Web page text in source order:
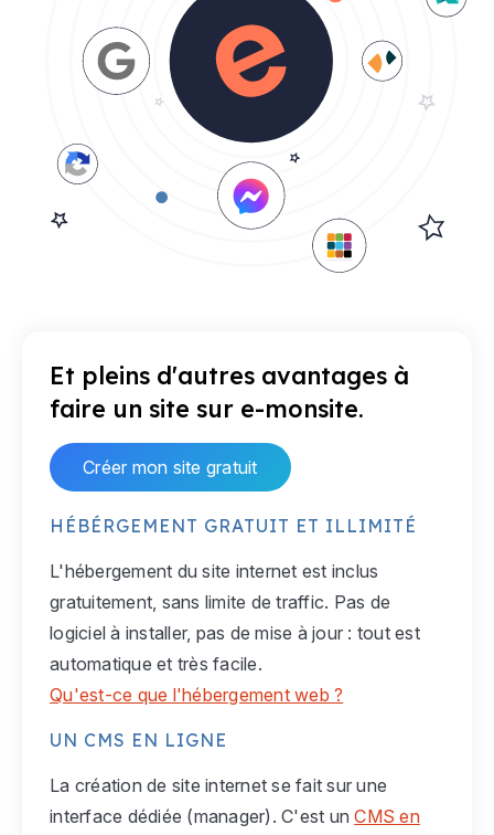
Et pleins d'autres avantages à
faire un site sur e-monsite.
Créer mon site gratuit
HÉBÉRGEMENT GRATUIT ET ILLIMITÉ
L'hébergement du site internet est inclus
gratuitement, sans limite de traffic. Pas de
logiciel à installer, pas de mise à jour : tout est
automatique et très facile.
Qu'est-ce que l'hébergement web ?
UN CMS EN LIGNE
La création de site internet se fait sur une
interface dédiée (manager). C'est unCMS en